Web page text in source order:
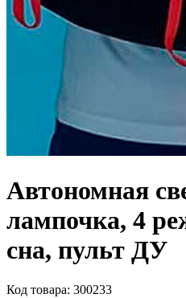
Автономная
лампочка, 4
сна, пульт ДУ
Код товара: 300233